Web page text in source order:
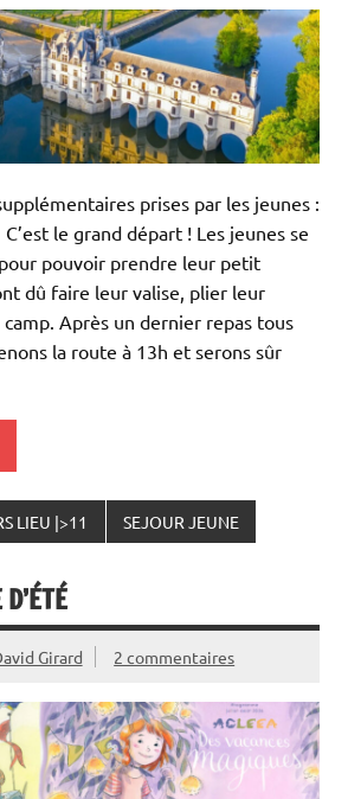
prises par les jeunes :
le grand départ ! Les jeunes se
pouvoir prendre leur petit
dû faire leur valise, plier leur
Après un dernier repas tous
la route à 13h et serons sûr
LIEU |>11 SEJOUR JEUNE
Girard 2 commentaires